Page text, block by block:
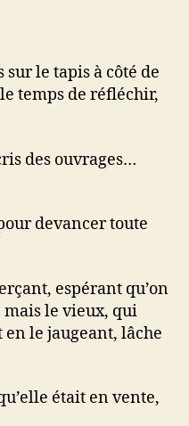
sur le tapis à côté de
temps de réfléchir,
des ouvrages…
devancer toute
espérant qu’on
le vieux, qui
le jaugeant, lâche
était en vente,